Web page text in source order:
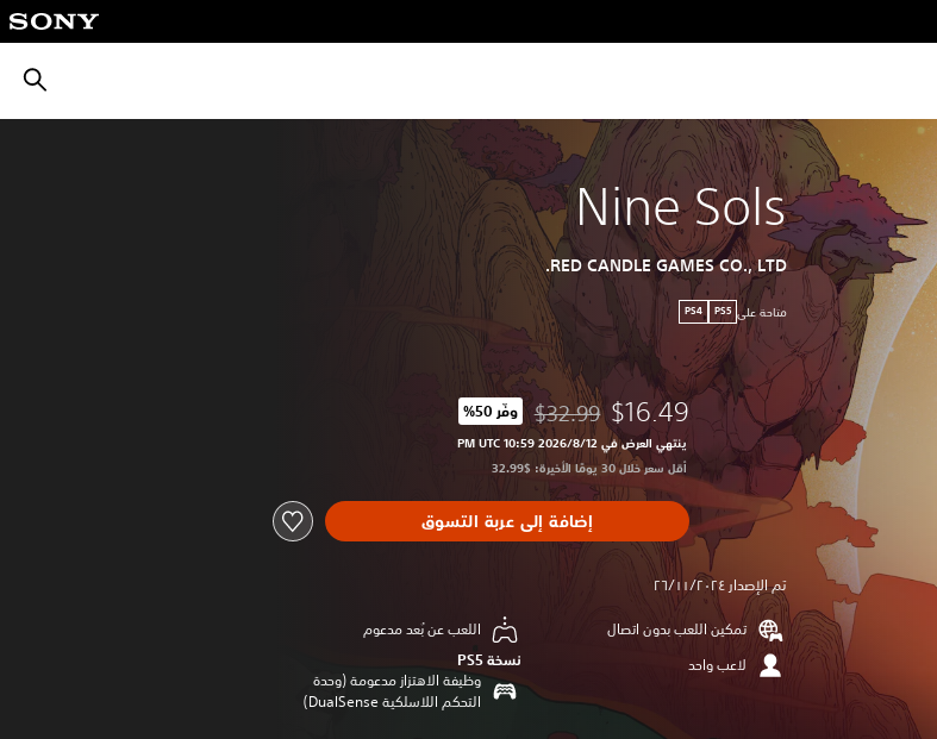
Nine Sols
RED CANDLE GAMES CO., LTD.
متاحة على PS5
PS4
$16.49 مخصوم من السعر الأصلي البالغ $32.99‏
$32.99 وفّر 50%‏
ينتهي العرض في 12‏/8‏/2026 10:59 PM UTC‏
أقل سعر خلال 30 يومًا الأخيرة: $32.99‏
إضافة إلى عربة التسوق
تم الإصدار ٢٦/١١/٢٠٢٤
تمكين اللعب بدون اتصال
لاعب واحد
اللعب عن بُعد مدعوم
نسخة PS5‏
وظيفة الاهتزاز مدعومة (وحدة
التحكم اللاسلكية DualSense‏)